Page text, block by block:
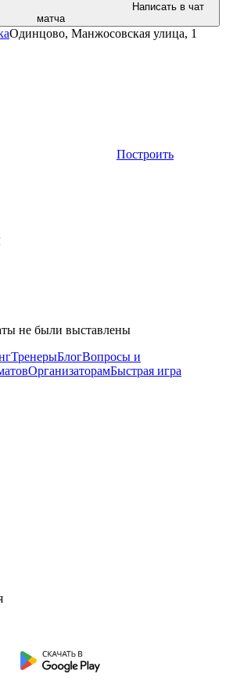
Написать в чат
матча
Одинцово, Манжосовская улица, 1
Построить
не были выставлены
ТренерыБлогВопросы и
ОрганизаторамБыстрая игра